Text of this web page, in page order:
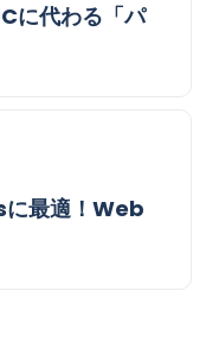
に代わる「パ
最適！Web